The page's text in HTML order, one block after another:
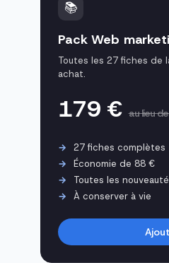
📚
Pack Web
Toutes les 27 fiches de
achat.
179 €au lieu
27 fiches complètes
Économie de 88 €
Toutes les
À conserver à vie